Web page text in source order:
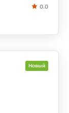
0.0
Новый